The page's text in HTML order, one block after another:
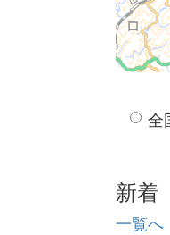
全
新着
一覧へ